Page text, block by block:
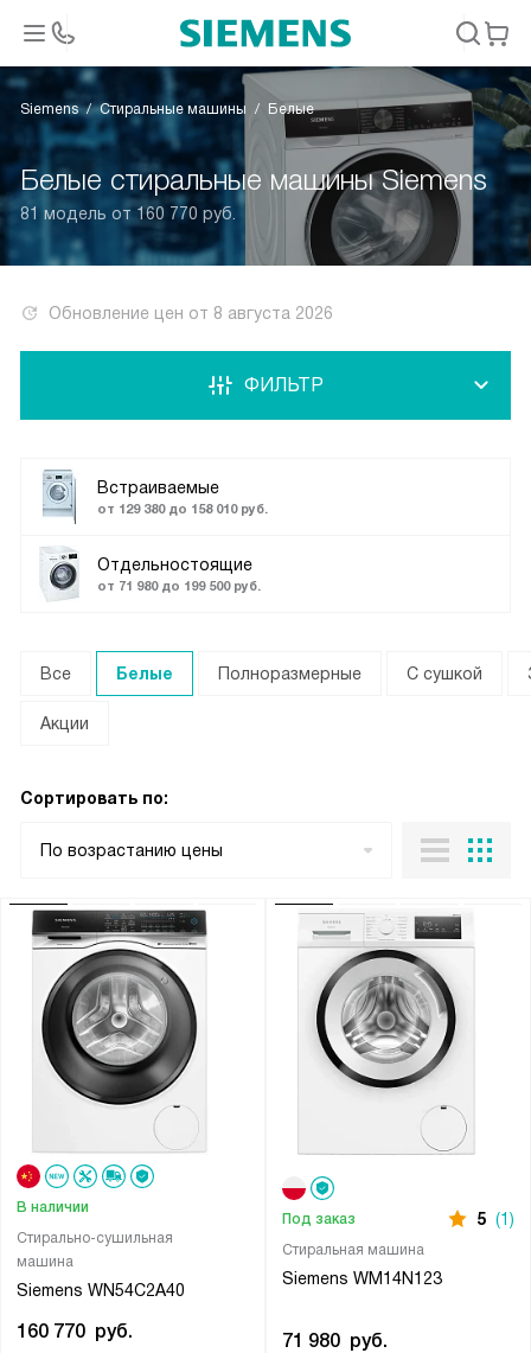
Siemens Стиральные машины Белые
Белые стиральные машины Siemens
81 модель от 160 770 руб.
Обновление цен от 8 августа 2026
Встраиваемые
от 129 380 до 158 010 руб.
Отдельностоящие
от 71 980 до 199 500 руб.
ФИЛЬТР
Все Белые Полноразмерные С сушкой
Акции
Сортировать по:
По возрастанию цены
Стирально-сушильная
машина
Siemens WN54C2A40
В наличии
160 770 руб.
Стиральная машина
Siemens WM14N123
Под заказ 5 (1)
71 980 руб.